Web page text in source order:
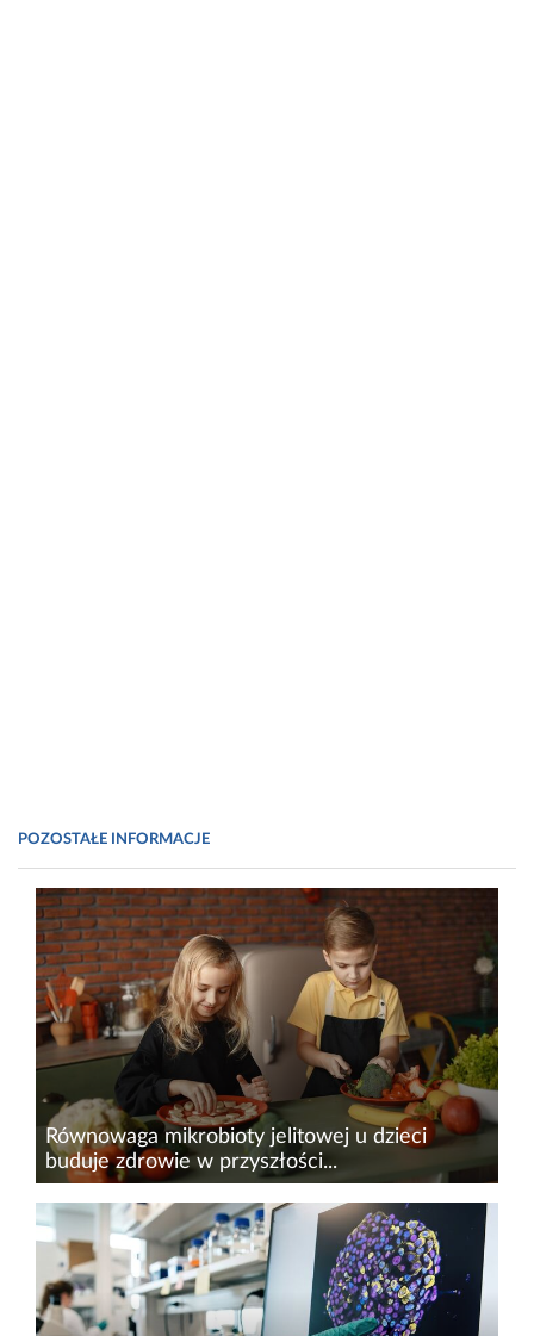
POZOSTAŁE INFORMACJE
Równowaga mikrobioty jelitowej u dzieci
buduje zdrowie w przyszłości...
Zaburzenia mikrobioty jelitowej mogą wiązać się
z wieloma problemami zdrowotnymi. Jej skład
ma znaczenie dla układu odpornościowego,
metabolizmu, a nawet zdrowia psychicznego.
Naukowcy przypominaj...